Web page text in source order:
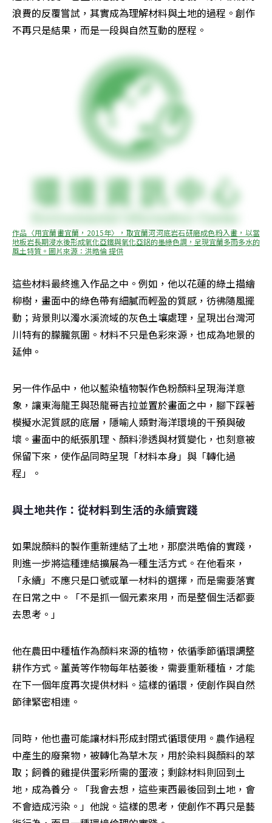
浪費的反覆嘗試，其實成為理解材料與土地的過程。創作
不再只是結果，而是一段與自然互動的歷程。
作品〈用宜蘭畫宜蘭，2015年〉，取宜蘭河河底岩石研磨成色粉入畫，以當
地板岩長期浸水後形成氧化亞鐵與氧化亞鋁的墨綠色調，呈現宜蘭多雨多水的
風土特質。圖片來源：洪晧倫 提供
這些材料最終進入作品之中。例如，他以花蓮的綠土描繪
柳樹，畫面中的綠色帶有細膩而輕盈的質感，彷彿隨風擺
動；背景則以濁水溪流域的灰色土壤處理，呈現出台灣河
川特有的朦朧氛圍。材料不只是色彩來源，也成為地景的
延伸。
另一件作品中，他以藍染植物製作色粉顏料呈現海洋意
象，讓東海龍王與恐龍哥吉拉並置於畫面之中，腳下踩著
模擬水泥質感的底層，隱喻人類對海洋環境的干預與破
壞。畫面中的紙張肌理、顏料滲透與材質變化，也刻意被
保留下來，使作品同時呈現「材料本身」與「轉化過
程」。
與土地共作：從材料到生活的永續實踐
如果說顏料的製作重新連結了土地，那麼洪晧倫的實踐，
則進一步將這種連結擴展為一種生活方式。在他看來，
「永續」不應只是口號或單一材料的選擇，而是需要落實
在日常之中。「不是抓一個元素來用，而是整個生活都要
去思考。」
他在農田中種植作為顏料來源的植物，依循季節循環調整
耕作方式。薑黃等作物每年枯萎後，需要重新種植，才能
在下一個年度再次提供材料。這樣的循環，使創作與自然
節律緊密相連。
同時，他也盡可能讓材料形成封閉式循環使用。農作過程
中產生的廢棄物，被轉化為草木灰，用於染料與顏料的萃
取；飼養的雞提供蛋彩所需的蛋液；剩餘材料則回到土
地，成為養分。「我會去想，這些東西最後回到土地，會
不會造成污染。」他說。這樣的思考，使創作不再只是藝